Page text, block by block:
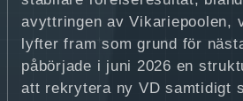
avyttringen av Vikariepoolen,
lyfter fram som grund för
påbörjade i juni 2026 en
att rekrytera ny VD samtidigt